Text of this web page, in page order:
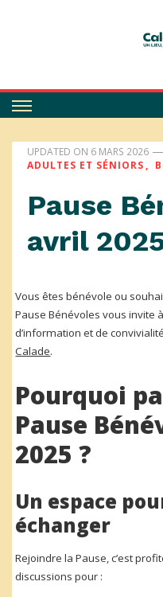
Calade
UPDATED ON 6 MARS 2026
ADULTES ET SÉNIORS
Pause
avril
Vous êtes bénévole ou
Pause Bénévoles vous invite
d’information et de
Calade.
Pourquoi
Pause
2025 ?
Un espace
échanger
Rejoindre la Pause, c’est
discussions pour :